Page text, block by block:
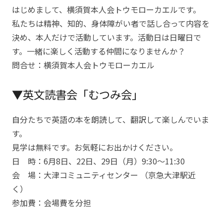
はじめまして、横須賀本人会トウモローカエルです。
私たちは精神、知的、身体障がい者で話し合って内容を
決め、本人だけで活動しています。活動日は日曜日で
す。一緒に楽しく活動する仲間になりませんか？
問合せ：横須賀本人会トウモローカエル
▼英文読書会「むつみ会」
自分たちで英語の本を朗読して、翻訳して楽しんでいま
す。
見学は無料です。お気軽にお出かけください。
日 時：6月8日、22日、29日（月）9:30～11:30
会 場：大津コミュニティセンター （京急大津駅近
く）
参加費：会場費を分担